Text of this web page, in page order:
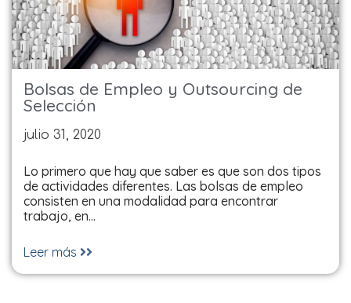
Bolsas de Empleo y Outsourcing de
Selección
julio 31, 2020
Lo primero que hay que saber es que son dos tipos
de actividades diferentes. Las bolsas de empleo
consisten en una modalidad para encontrar
trabajo, en…
Leer más